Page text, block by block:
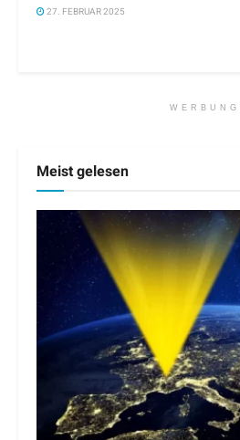
27. FEBRUAR 2025
WERBUNG
Meist gelesen